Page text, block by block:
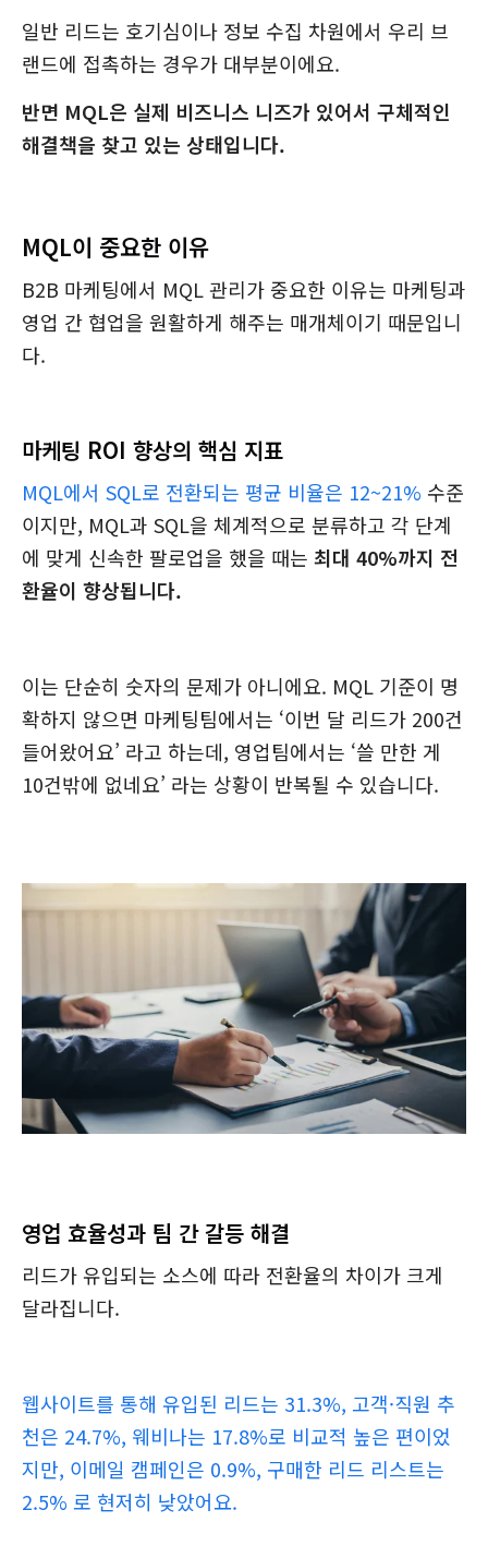
일반 리드는 호기심이나 정보 수집 차원에서 우리 브
랜드에 접촉하는 경우가 대부분이에요.
반면 MQL은 실제 비즈니스 니즈가 있어서 구체적인
해결책을 찾고 있는 상태입니다.
MQL이 중요한 이유
B2B 마케팅에서 MQL 관리가 중요한 이유는 마케팅과
영업 간 협업을 원활하게 해주는 매개체이기 때문입니
다.
마케팅 ROI 향상의 핵심 지표
MQL에서 SQL로 전환되는 평균 비율은 12~21% 수준
이지만, MQL과 SQL을 체계적으로 분류하고 각 단계
에 맞게 신속한 팔로업을 했을 때는 최대 40%까지 전
환율이 향상됩니다.
이는 단순히 숫자의 문제가 아니에요. MQL 기준이 명
확하지 않으면 마케팅팀에서는 ‘이번 달 리드가 200건
들어왔어요’ 라고 하는데, 영업팀에서는 ‘쓸 만한 게
10건밖에 없네요’ 라는 상황이 반복될 수 있습니다.
영업 효율성과 팀 간 갈등 해결
리드가 유입되는 소스에 따라 전환율의 차이가 크게
달라집니다.
웹사이트를 통해 유입된 리드는 31.3%, 고객·직원 추
천은 24.7%, 웨비나는 17.8%로 비교적 높은 편이었
지만, 이메일 캠페인은 0.9%, 구매한 리드 리스트는
2.5% 로 현저히 낮았어요.